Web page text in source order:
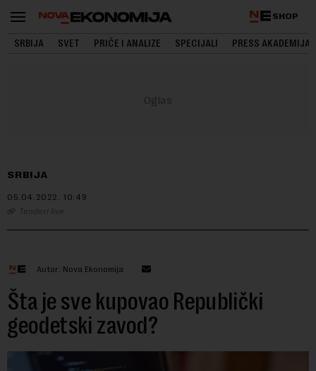
SHOP
SRBIJA SVET PRIČE I ANALIZE SPECIJALI PRESS AKADEMIJA
SRBIJA
05.04.2022. 10:49
Tenderi live
Autor: Nova Ekonomija
Šta je sve kupovao Republički
geodetski zavod?